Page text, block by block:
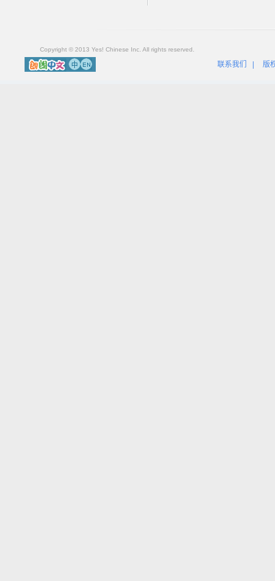
Copyright © 2013 Yes! Chinese Inc. All rights reserved.
联系我们 版